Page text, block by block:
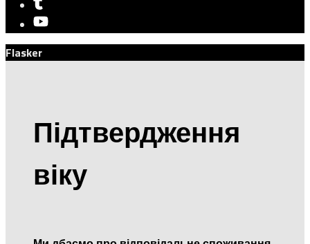
Flasker
Підтвердження
віку